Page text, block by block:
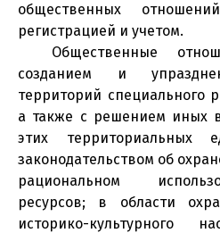
общественных
регистрацией и учетом.
Общественные
созданием и
территорий специального
а также с решением иных
этих территориальных
законодательством об
рациональном
ресурсов; в области
историко-культурного